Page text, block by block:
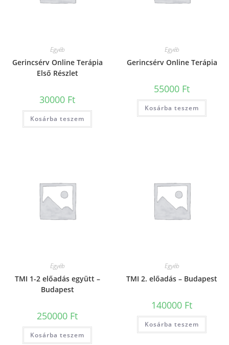
Egyéb
Gerincsérv Online Terápia
Első Részlet
30000 Ft
Kosárba teszem
Egyéb
Gerincsérv Online Terápia
55000 Ft
Kosárba teszem
Egyéb
TMI 1-2 előadás együtt –
Budapest
250000 Ft
Kosárba teszem
Egyéb
TMI 2. előadás – Budapest
140000 Ft
Kosárba teszem